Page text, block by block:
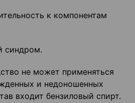
к компонентам
синдром.
не может применяться
и недоношенных
входит бензиловый спирт.